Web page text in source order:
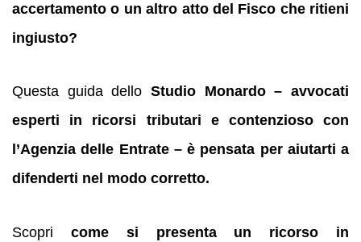
accertamento o un altro atto del Fisco che ritieni
ingiusto?
Questa guida dello Studio Monardo – avvocati
esperti in ricorsi tributari e contenzioso con
l’Agenzia delle Entrate – è pensata per aiutarti a
difenderti nel modo corretto.
Scopri come si presenta un ricorso in